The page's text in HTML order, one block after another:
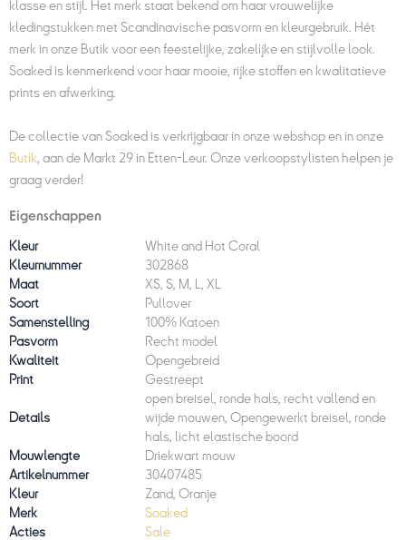
klasse en stijl. Het merk staat bekend om haar vrouwelijke
kledingstukken met Scandinavische pasvorm en kleurgebruik. Hét
merk in onze Butik voor een feestelijke, zakelijke en stijlvolle look.
Soaked is kenmerkend voor haar mooie, rijke stoffen en kwalitatieve
prints en afwerking.
De collectie van Soaked is verkrijgbaar in onze webshop en in onze
Butik , aan de Markt 29 in Etten-Leur. Onze verkoopstylisten helpen je
graag verder!
Eigenschappen
Kleur
White and Hot Coral
Kleurnummer
302868
Maat
XS, S, M, L, XL
Soort
Pullover
Samenstelling
100% Katoen
Pasvorm
Recht model
Kwaliteit
Opengebreid
Print
Gestreept
Details
open breisel, ronde hals, recht vallend en
wijde mouwen, Opengewerkt breisel, ronde
hals, licht elastische boord
Mouwlengte
Driekwart mouw
Artikelnummer
30407485
Kleur
Zand, Oranje
Merk
Soaked
Acties
Sale